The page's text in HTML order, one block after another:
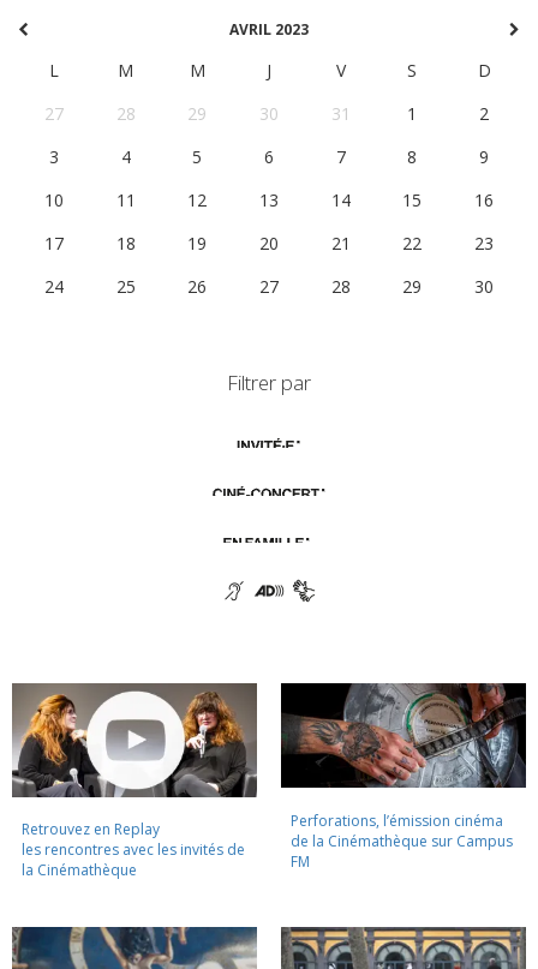
AVRIL 2023
L M M J V S
D
27
28 29 30 31 1
2
3
4 5 6 7 8
9
10
11 12 13 14 15
16
17
18 19 20 21 22
23
24
25 26 27 28 29 30
Filtrer par
Retrouvez en Replay
les rencontres avec les invités de
la Cinémathèque
Perforations, l’émission cinéma
de la Cinémathèque sur Campus
FM